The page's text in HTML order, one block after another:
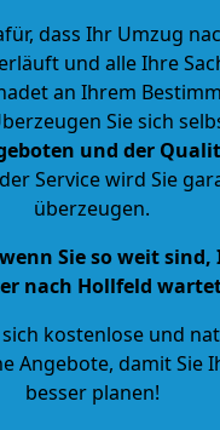
dass Ihr Umzug
und alle Ihre
an Ihrem
Sie sich
und der
Service wird Sie
überzeugen.
Sie so weit sind,
nach Hollfeld
sich kostenlose und
Angebote, damit Sie
besser planen!